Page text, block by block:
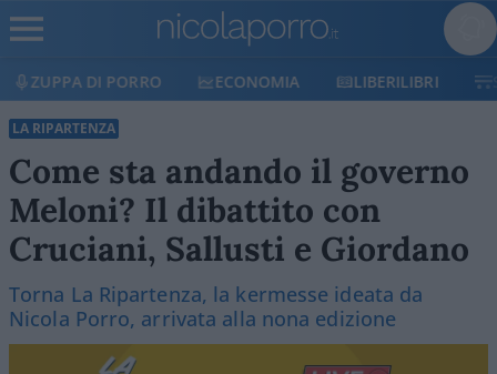
DI PORRO ECONOMIA LIBERILIBRI SHOP
LA RIPARTENZA
Come sta andando il governo
Meloni? Il dibattito con
Cruciani, Sallusti e Giordano
Torna La Ripartenza, la kermesse ideata da
Nicola Porro, arrivata alla nona edizione